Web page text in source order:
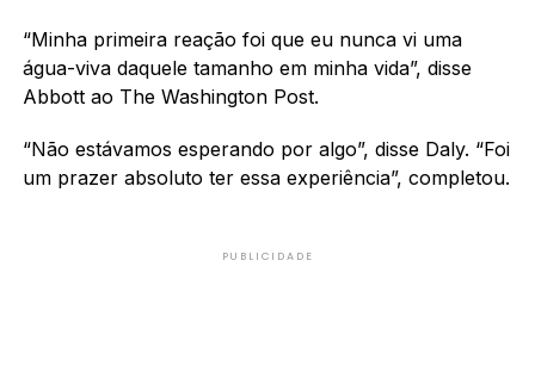
“Minha primeira reação foi que eu nunca vi uma
água-viva daquele tamanho em minha vida”, disse
Abbott ao The Washington Post.
“Não estávamos esperando por algo”, disse Daly. “Foi
um prazer absoluto ter essa experiência”, completou.
PUBLICIDADE